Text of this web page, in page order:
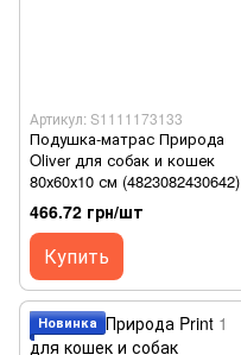
Артикул: S1111173133
Подушка-матрас Природа
Oliver для собак и кошек
80х60х10 см (4823082430642)
466.72 грн/шт
Купить
Новинка